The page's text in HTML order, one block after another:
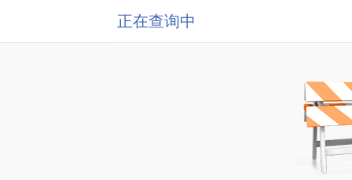
正在查询中